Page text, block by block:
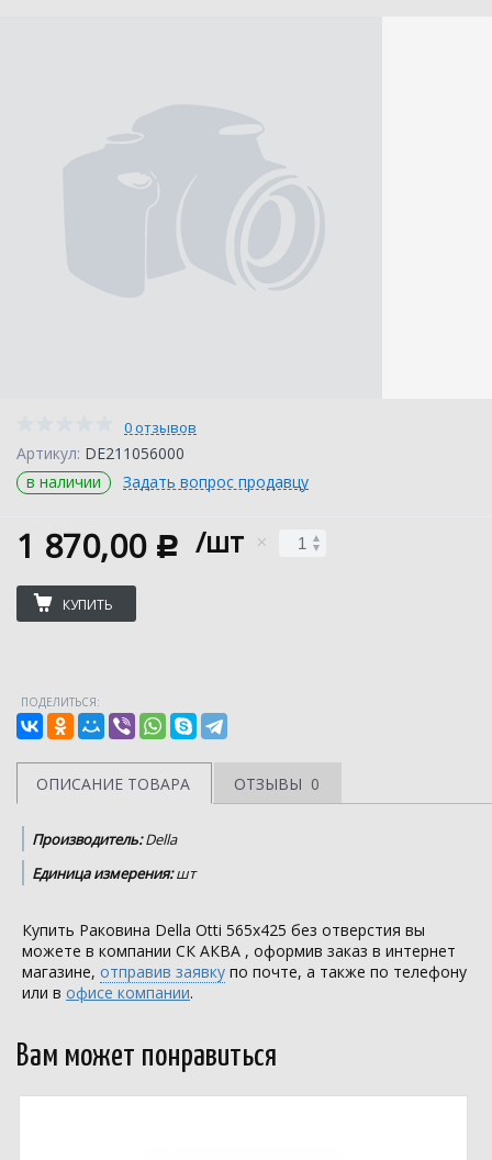
0 отзывов
Артикул: DE211056000
в наличии
Задать вопрос продавцу
1 870,00 c /шт
КУПИТЬ
ПОДЕЛИТЬСЯ:
ОПИСАНИЕ ТОВАРА ОТЗЫВЫ 0
Производитель:Della
Единица измерения:шт
Купить Раковина Della Otti 565х425 без отверстия вы
можете в компании СК АКВА , оформив заказ в интернет
магазине, отправив заявку по почте, а также по телефону
или в офисе компании.
Вам может понравиться